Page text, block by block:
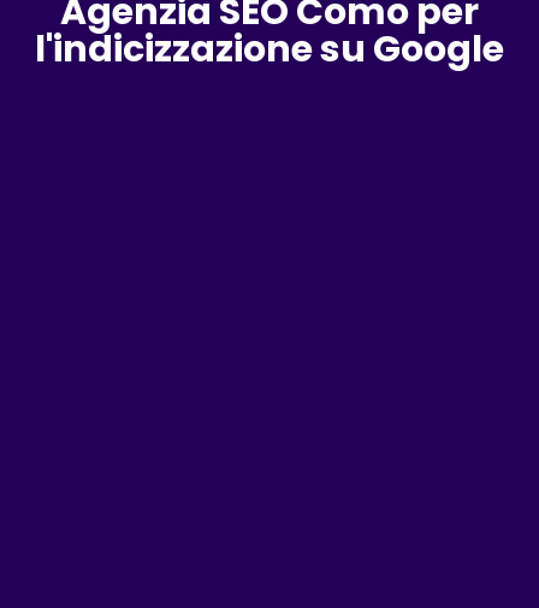
Agenzia SEO Como per
l'indicizzazione su Google